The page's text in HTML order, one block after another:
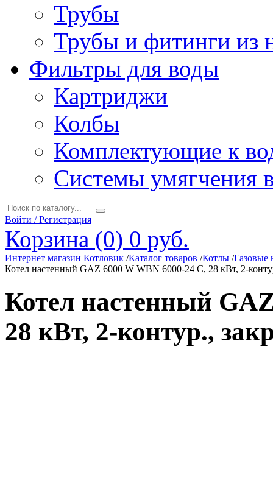
Трубы
Трубы и фитинги из
Фильтры для воды
Картриджи
Колбы
Комплектующие к
Системы умягчения
Войти / Регистрация
Корзина (0) 0 руб.
Интернет магазин Котловик /Каталог товаров /Котлы /Газовые
Котел настенный GAZ 6000 W WBN 6000-24 C, 28 кВт, 2-
Котел настенный
28 кВт, 2-контур.,